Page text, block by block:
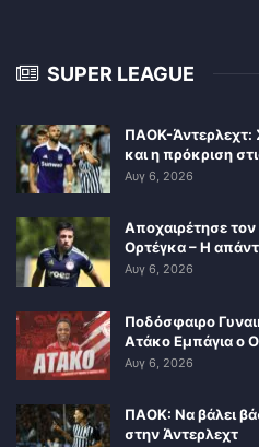
SUPER LEAGUE
ΠΑΟΚ-Άντερλεχτ:
και η πρόκριση
Αυγ 6, 2026
Αποχαιρέτησε
Ορτέγκα – Η
Αυγ 6, 2026
Ποδόσφαιρο
Ατάκο Εμπάγια ο
Αυγ 6, 2026
ΠΑΟΚ: Να βάλει
στην Άντερλεχτ